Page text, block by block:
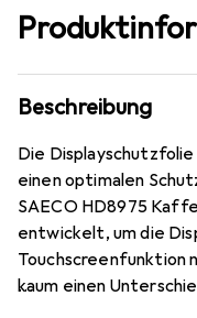
Beschreibung
Die
einen optimalen
SAECO HD8975
entwickelt, um die
Touchscreenfunktion
kaum einen